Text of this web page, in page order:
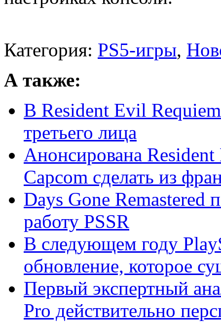
Категория: PS5-игры,
А также:
В Resident Evil
третьего лица
Анонсирована
Capcom сделать из
Days Gone
работу PSSR
В следующем году
обновление, которое
Первый экспертный
Pro действительно